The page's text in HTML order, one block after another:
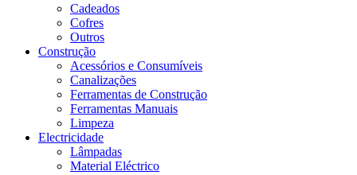
Cadeados
Cofres
Outros
Construção
Acessórios e Consumíveis
Canalizações
Ferramentas de Construção
Ferramentas Manuais
Limpeza
Electricidade
Lâmpadas
Material Eléctrico